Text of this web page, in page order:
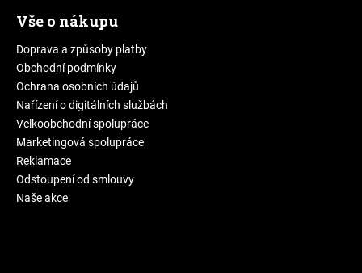
Vše o nákupu
Doprava a způsoby platby
Obchodní podmínky
Ochrana osobních údajů
Nařízení o digitálních službách
Velkoobchodní spolupráce
Marketingová spolupráce
Reklamace
Odstoupení od smlouvy
Naše akce